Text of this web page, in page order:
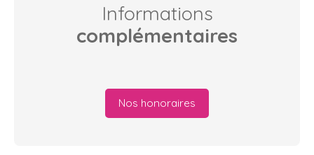
Informations
complémentaires
Nos honoraires